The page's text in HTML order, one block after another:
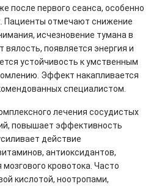
после первого сеанса, особенно
Пациенты отмечают снижение
исчезновение тумана в
вялость, появляется энергия и
устойчивость к умственным
Эффект накапливается
специалистом.
лечения сосудистых
повышает эффективность
действие
антиоксидантов,
кровотока. Часто
кислотой, ноотропами,